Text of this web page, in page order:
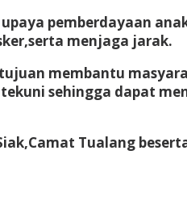
pemberdayaan
menjaga jarak.
membantu
sehingga dapat
Tualang